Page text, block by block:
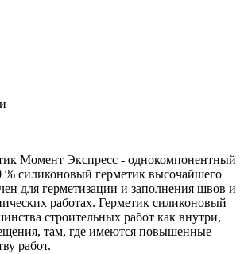
Момент Экспресс - однокомпонентный
% силиконовый герметик высочайшего
для герметизации и заполнения швов и
работах. Герметик силиконовый
строительных работ как внутри,
там, где имеются повышенные
работ.